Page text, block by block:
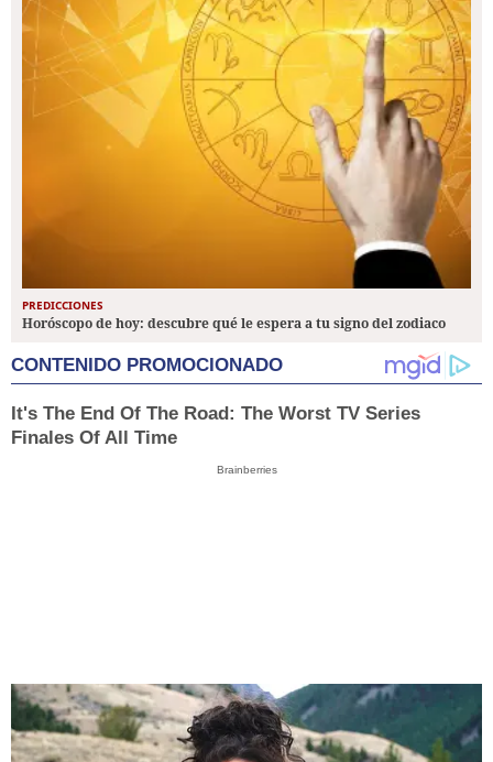
PREDICCIONES
Horóscopo de hoy: descubre qué le espera a tu signo del zodiaco
CONTENIDO PROMOCIONADO
It's The End Of The Road: The Worst TV Series
Finales Of All Time
Brainberries